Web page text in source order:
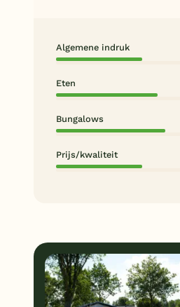
Algemene indruk
Eten
Bungalows
Prijs/kwaliteit